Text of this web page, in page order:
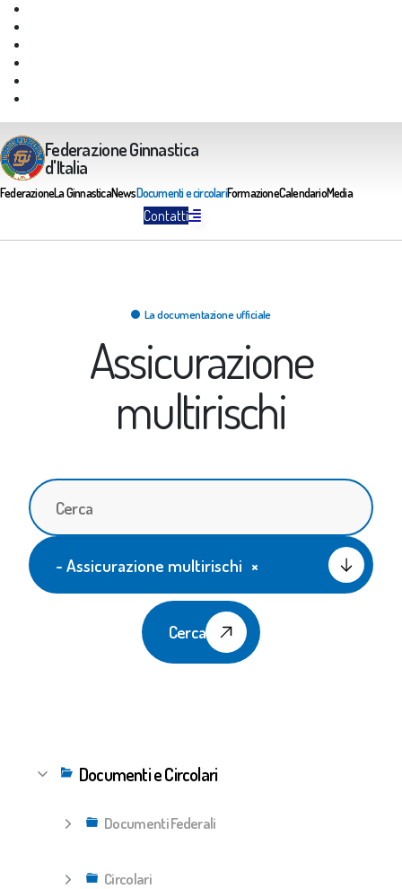
Federazione Ginnastica
d'Italia
FederazioneLa GinnasticaNewsDocumenti e circolariFormazioneCalendarioMedia
Contatti
La documentazione ufficiale
Assicurazione
multirischi
×
- Assicurazione multirischi
Cerca
Documenti e Circolari
Documenti Federali
Circolari